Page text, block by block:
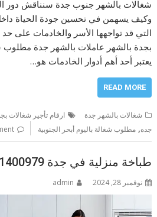
شغالات بالشهر جنوب جدة سنناقش دور
وكيف يسهمن في تحسين جودة الحياة
التي قد تواجهها الأسر والخادمات على
بجدة بالشهر عاملات بالشهر جدة مطلوب
يعتبر أحد أهم أدوار الخادمات هو…
READ MORE
شغالات بالشهر جدة ارقام تأجير شغالات
جده,مطلوب شغالة باليوم أبحر الجنوبية
طباخة منزلية في جدة 0571400979
نوفمبر 28, 2024 admin